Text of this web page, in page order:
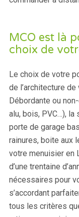
MCO est là
choix de
Le choix de votre
de l’architecture
Débordante ou
alu, bois, PVC…),
porte de garage
rainures, boite aux
votre menuisier en
d’une trentaine
nécessaires pour
s’accordant
tous les critères